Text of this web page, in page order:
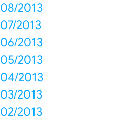
08/2013
07/2013
06/2013
05/2013
04/2013
03/2013
02/2013